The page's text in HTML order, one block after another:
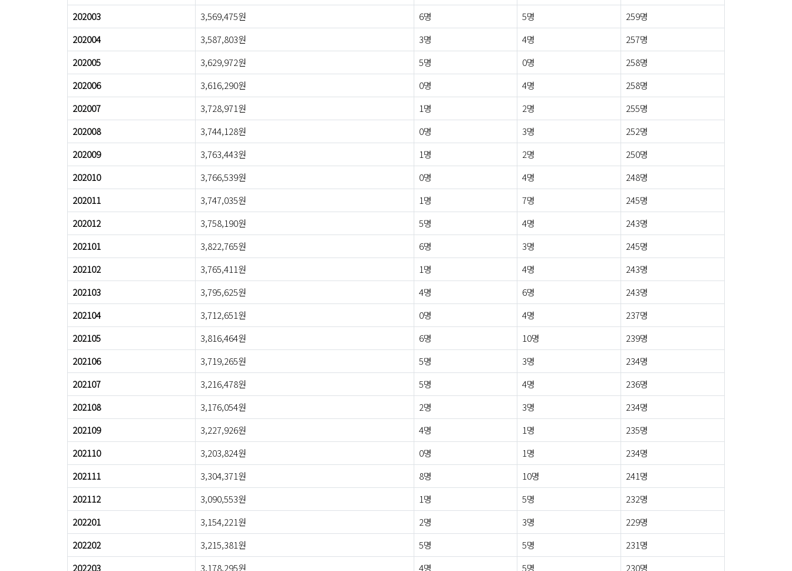
202003
3,569,475원 6명 5명
259명
202004
3,587,803원 3명 4명
257명
202005
3,629,972원 5명 0명
258명
202006
3,616,290원 0명 4명
258명
202007
3,728,971원 1명 2명
255명
202008
3,744,128원 0명 3명
252명
202009
3,763,443원 1명 2명
250명
202010
3,766,539원 0명 4명
248명
202011
3,747,035원 1명 7명
245명
202012
3,758,190원 5명 4명
243명
202101
3,822,765원 6명 3명
245명
202102
3,765,411원 1명 4명
243명
202103
3,795,625원 4명 6명
243명
202104
3,712,651원 0명 4명
237명
202105
3,816,464원 6명 10명
239명
202106
3,719,265원 5명 3명
234명
202107
3,216,478원 5명 4명
236명
202108
3,176,054원 2명 3명
234명
202109
3,227,926원 4명 1명
235명
202110
3,203,824원 0명 1명
234명
202111
3,304,371원 8명 10명
241명
202112
3,090,553원 1명 5명
232명
202201
3,154,221원 2명 3명
229명
202202
3,215,381원 5명 5명
231명
202203
3,178,295원 4명 5명 230명